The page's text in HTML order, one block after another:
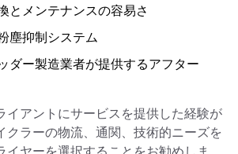
とメンテナンスの容易さ
塵抑制システム
ダー製造業者が提供するアフター
イアントにサービスを提供した経験が
クラーの物流、通関、技術的ニーズを